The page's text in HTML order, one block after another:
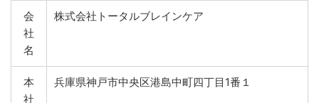
会
社
名
株式会社トータルブレインケア
本
社
兵庫県神戸市中央区港島中町四丁目1番１